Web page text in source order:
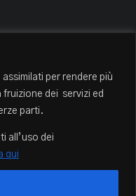
per rendere più
fruizione dei servizi ed
parti.
all’uso dei
qui